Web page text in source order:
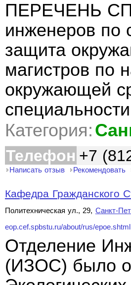
ПЕРЕЧЕНЬ
инженеров по
защита
магистров по
окружающей
Категория:
Телефон +7
Написать отзыв Рекомендовать
Кафедра Гражданского
Политехническая ул., 29, Санкт-
eop.cef.spbstu.ru/about/rus/epoe.shtml
Отделение
(ИЗОС) было